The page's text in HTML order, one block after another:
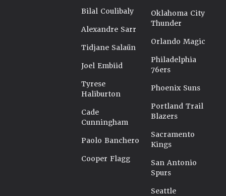
Bilal Coulibaly
Alexandre Sarr
Tidjane Salaün
Joel Embiid
Tyrese
Haliburton
Cade
Cunningham
Paolo Banchero
Cooper Flagg
Oklahoma City
Thunder
Orlando Magic
Philadelphia
76ers
Phoenix Suns
Portland Trail
Blazers
Sacramento
Kings
San Antonio
Spurs
Seattle